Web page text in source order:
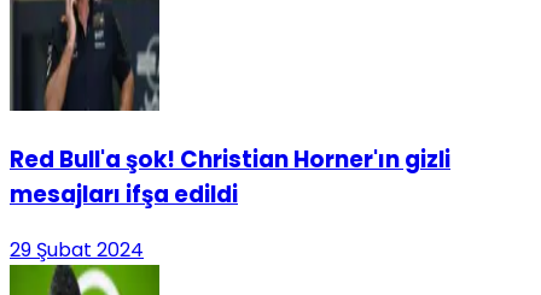
Red Bull'a şok! Christian Horner'ın gizli
mesajları ifşa edildi
29 Şubat 2024